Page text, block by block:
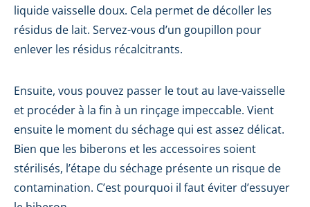
liquide vaisselle doux. Cela permet de décoller les
résidus de lait. Servez-vous d’un goupillon pour
enlever les résidus récalcitrants.
Ensuite, vous pouvez passer le tout au lave-vaisselle
et procéder à la fin à un rinçage impeccable. Vient
ensuite le moment du séchage qui est assez délicat.
Bien que les biberons et les accessoires soient
stérilisés, l’étape du séchage présente un risque de
contamination. C’est pourquoi il faut éviter d’essuyer